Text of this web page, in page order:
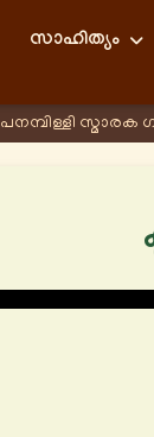
സാഹിത്യം
പനമ്പിള്ളി സ്മാരക